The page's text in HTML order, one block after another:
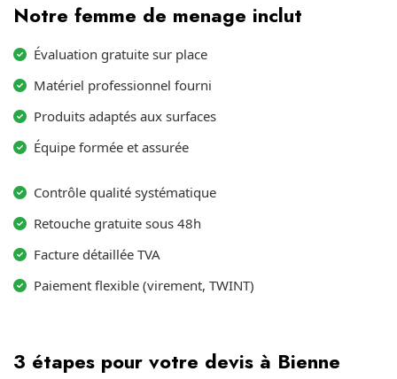
Notre femme de menage inclut
Évaluation gratuite sur place
Matériel professionnel fourni
Produits adaptés aux surfaces
Équipe formée et assurée
Contrôle qualité systématique
Retouche gratuite sous 48h
Facture détaillée TVA
Paiement flexible (virement, TWINT)
3 étapes pour votre devis à Bienne